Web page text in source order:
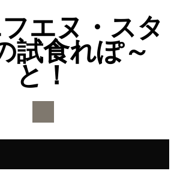
エヌ・スタ
試食れぽ～
と！